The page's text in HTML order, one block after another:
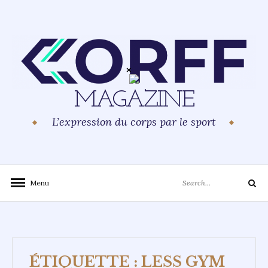
MAGAZINE
L’expression du corps par le sport
Menu
for:
Search
ÉTIQUETTE : LESS GYM